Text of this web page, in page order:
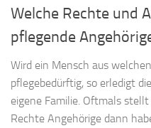
Welche Rechte und
pflegende
Wird ein Mensch aus
pflegebedürftig, so erledigt
eigene Familie. Oftmals
Rechte Angehörige dann